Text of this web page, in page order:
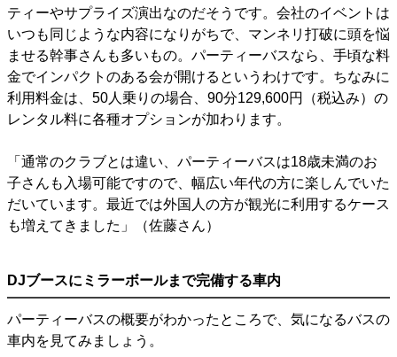
ティーやサプライズ演出なのだそうです。会社のイベントは
いつも同じような内容になりがちで、マンネリ打破に頭を悩
ませる幹事さんも多いもの。パーティーバスなら、手頃な料
金でインパクトのある会が開けるというわけです。ちなみに
利用料金は、50人乗りの場合、90分129,600円（税込み）の
レンタル料に各種オプションが加わります。
「通常のクラブとは違い、パーティーバスは18歳未満のお
子さんも入場可能ですので、幅広い年代の方に楽しんでいた
だいています。最近では外国人の方が観光に利用するケース
も増えてきました」（佐藤さん）
DJブースにミラーボールまで完備する車内
パーティーバスの概要がわかったところで、気になるバスの
車内を見てみましょう。